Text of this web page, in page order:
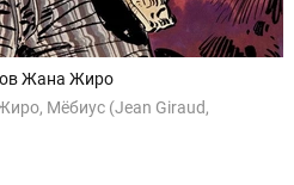
Жана Жиро
Мёбиус (Jean Giraud,